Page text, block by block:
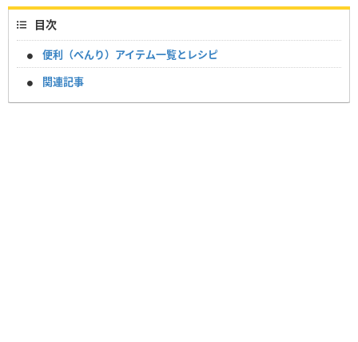
目次
便利（べんり）アイテム一覧とレシピ
関連記事